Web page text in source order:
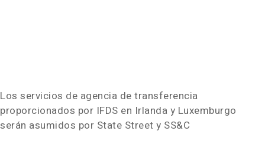
Los servicios de agencia de transferencia
proporcionados por IFDS en Irlanda y Luxemburgo
serán asumidos por State Street y SS&C